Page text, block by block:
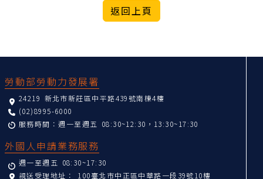
勞動部勞動力發展署
24219 新北市新莊區中平路439號南棟4樓
(02)8995-6000
服務時間：週一至週五 08:30~12:30，13:30~17:30
外國人申請業務服務
週一至週五 08:30~17:30
親送受理地址： 100臺北市中正區中華路一段39號10樓